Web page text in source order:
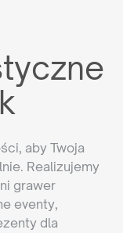
aby Twoja
Realizujemy
grawer
eventy,
dla